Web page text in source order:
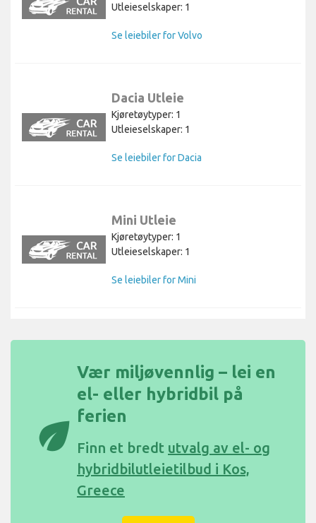
Utleieselskaper: 1
Se leiebiler for Volvo
Dacia Utleie
Kjøretøytyper: 1
Utleieselskaper: 1
Se leiebiler for Dacia
Mini Utleie
Kjøretøytyper: 1
Utleieselskaper: 1
Se leiebiler for Mini
eco
Vær miljøvennlig – lei en
el- eller hybridbil på
ferien
Finn et bredt utvalg av el- og
hybridbilutleietilbud i Kos,
Greece